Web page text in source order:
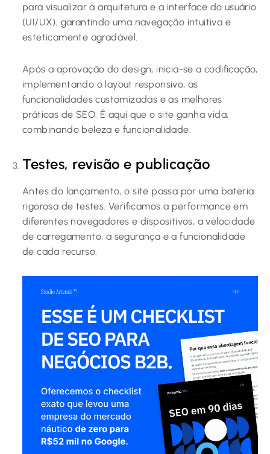
para visualizar a arquitetura e a interface do usuário
(UI/UX), garantindo uma navegação intuitiva e
esteticamente agradável.
Após a aprovação do design, inicia-se a codificação,
implementando o layout responsivo, as
funcionalidades customizadas e as melhores
práticas de SEO. É aqui que o site ganha vida,
combinando beleza e funcionalidade.
Testes, revisão e publicação
Antes do lançamento, o site passa por uma bateria
rigorosa de testes. Verificamos a performance em
diferentes navegadores e dispositivos, a velocidade
de carregamento, a segurança e a funcionalidade
de cada recurso.